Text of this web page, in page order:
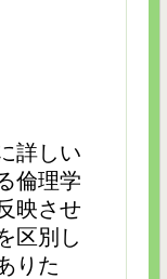
詳しい
倫理学
映させ
区別し
りた